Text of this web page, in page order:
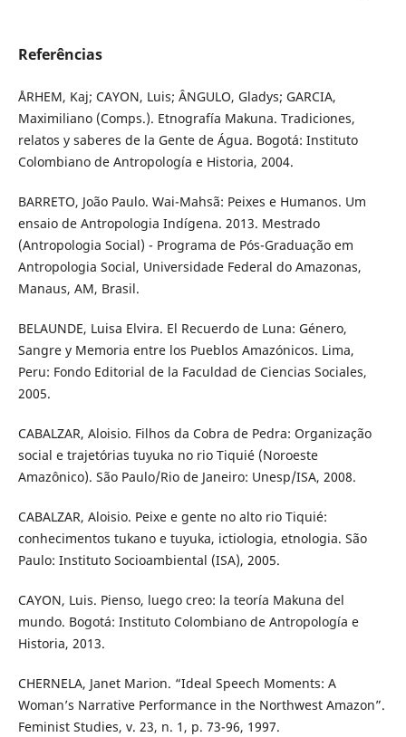
Referências
ÅRHEM, Kaj; CAYON, Luis; ÂNGULO, Gladys; GARCIA,
Maximiliano (Comps.). Etnografía Makuna. Tradiciones,
relatos y saberes de la Gente de Água. Bogotá: Instituto
Colombiano de Antropología e Historia, 2004.
BARRETO, João Paulo. Wai-Mahsã: Peixes e Humanos. Um
ensaio de Antropologia Indígena. 2013. Mestrado
(Antropologia Social) - Programa de Pós-Graduação em
Antropologia Social, Universidade Federal do Amazonas,
Manaus, AM, Brasil.
BELAUNDE, Luisa Elvira. El Recuerdo de Luna: Género,
Sangre y Memoria entre los Pueblos Amazónicos. Lima,
Peru: Fondo Editorial de la Faculdad de Ciencias Sociales,
2005.
CABALZAR, Aloisio. Filhos da Cobra de Pedra: Organização
social e trajetórias tuyuka no rio Tiquié (Noroeste
Amazônico). São Paulo/Rio de Janeiro: Unesp/ISA, 2008.
CABALZAR, Aloisio. Peixe e gente no alto rio Tiquié:
conhecimentos tukano e tuyuka, ictiologia, etnologia. São
Paulo: Instituto Socioambiental (ISA), 2005.
CAYON, Luis. Pienso, luego creo: la teoría Makuna del
mundo. Bogotá: Instituto Colombiano de Antropología e
Historia, 2013.
CHERNELA, Janet Marion. “Ideal Speech Moments: A
Woman’s Narrative Performance in the Northwest Amazon”.
Feminist Studies, v. 23, n. 1, p. 73-96, 1997.